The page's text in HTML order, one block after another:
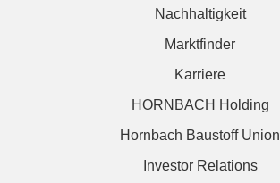
Nachhaltigkeit
Marktfinder
Karriere
HORNBACH Holding
Hornbach Baustoff Union
Investor Relations